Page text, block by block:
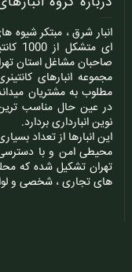
انبار شرق ، مبتکر شیوه
ای
صاحبان مشاغل استان
مجموعه انبارهای
مطلوب به مشتریان
در عین حال مناسب
نوین انبارداری بردارد.
محیطی امن و با
تهران تشکیل شده که
های تجاری ، شخصی و